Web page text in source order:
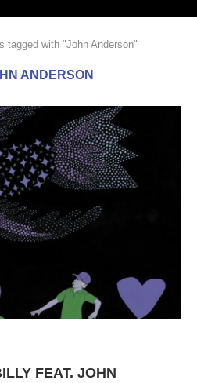
tagged with "John Anderson"
ANDERSON
FEAT. JOHN